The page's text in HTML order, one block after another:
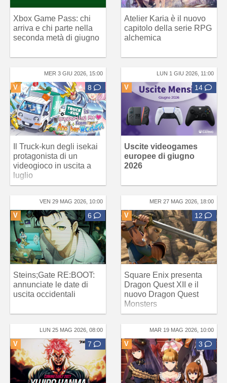
Xbox Game Pass: chi
arriva e chi parte nella
seconda metà di giugno
Atelier Karia è il nuovo
capitolo della serie RPG
alchemica
MER 3 GIU 2026, 15:00
V 8
Il Truck-kun degli isekai
protagonista di un
videogioco in uscita a
luglio
LUN 1 GIU 2026, 11:00
V 14
Uscite videogames
europee di giugno
2026
VEN 29 MAG 2026, 10:00
V 6
Steins;Gate RE:BOOT:
annunciate le date di
uscita occidentali
MER 27 MAG 2026, 18:00
V 12
Square Enix presenta
Dragon Quest XII e il
nuovo Dragon Quest
Monsters
LUN 25 MAG 2026, 08:00
V 7
MAR 19 MAG 2026, 10:00
V 3